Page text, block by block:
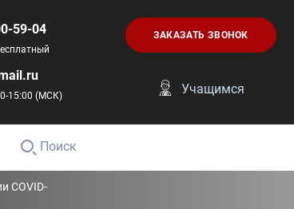
59-04
15:00 (МСК)
ЗАКАЗАТЬ ЗВОНОК
Учащимся
Поиск
COVID-